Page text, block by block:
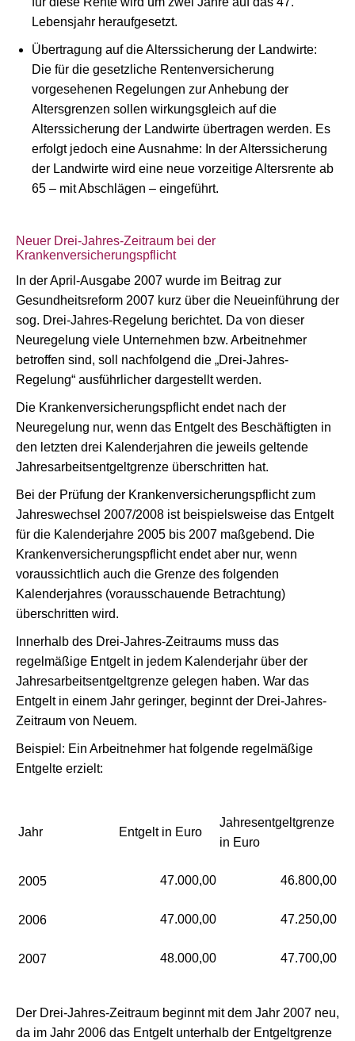
Lebensjahr heraufgesetzt.
Übertragung auf die Alterssicherung der Landwirte:
Die für die gesetzliche Rentenversicherung
vorgesehenen Regelungen zur Anhebung der
Altersgrenzen sollen wirkungsgleich auf die
Alterssicherung der Landwirte übertragen werden. Es
erfolgt jedoch eine Ausnahme: In der Alterssicherung
der Landwirte wird eine neue vorzeitige Altersrente ab
65 – mit Abschlägen – eingeführt.
Neuer Drei-Jahres-Zeitraum bei der
Krankenversicherungspflicht
In der April-Ausgabe 2007 wurde im Beitrag zur
Gesundheitsreform 2007 kurz über die Neueinführung der
sog. Drei-Jahres-Regelung berichtet. Da von dieser
Neuregelung viele Unternehmen bzw. Arbeitnehmer
betroffen sind, soll nachfolgend die „Drei-Jahres-
Regelung“ ausführlicher dargestellt werden.
Die Krankenversicherungspflicht endet nach der
Neuregelung nur, wenn das Entgelt des Beschäftigten in
den letzten drei Kalenderjahren die jeweils geltende
Jahresarbeitsentgeltgrenze überschritten hat.
Bei der Prüfung der Krankenversicherungspflicht zum
Jahreswechsel 2007/2008 ist beispielsweise das Entgelt
für die Kalenderjahre 2005 bis 2007 maßgebend. Die
Krankenversicherungspflicht endet aber nur, wenn
voraussichtlich auch die Grenze des folgenden
Kalenderjahres (vorausschauende Betrachtung)
überschritten wird.
Innerhalb des Drei-Jahres-Zeitraums muss das
regelmäßige Entgelt in jedem Kalenderjahr über der
Jahresarbeitsentgeltgrenze gelegen haben. War das
Entgelt in einem Jahr geringer, beginnt der Drei-Jahres-
Zeitraum von Neuem.
Beispiel: Ein Arbeitnehmer hat folgende regelmäßige
Entgelte erzielt:
Jahr Entgelt in Euro
Jahresentgeltgrenze
in Euro
2005 47.000,00 46.800,00
2006 47.000,00 47.250,00
2007 48.000,00 47.700,00
Der Drei-Jahres-Zeitraum beginnt mit dem Jahr 2007 neu,
da im Jahr 2006 das Entgelt unterhalb der Entgeltgrenze